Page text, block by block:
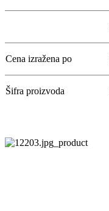
Cena izražena po
Šifra proizvoda